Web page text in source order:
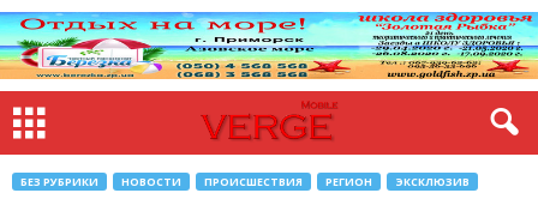
БЕЗ РУБРИКИ НОВОСТИ ПРОИСШЕСТВИЯ РЕГИОН ЭКСКЛЮЗИВ